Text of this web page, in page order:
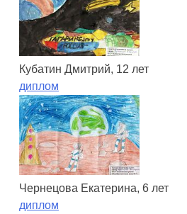
Кубатин Дмитрий, 12 лет
диплом
Чернецова Екатерина, 6 лет
диплом